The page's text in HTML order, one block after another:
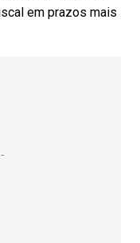
em prazos mais